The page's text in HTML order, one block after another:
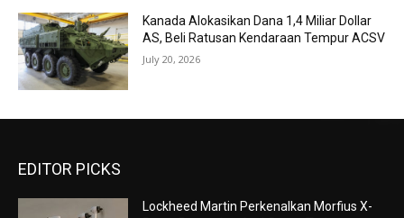
Kanada Alokasikan Dana 1,4 Miliar Dollar
AS, Beli Ratusan Kendaraan Tempur ACSV
July 20, 2026
EDITOR PICKS
Lockheed Martin Perkenalkan Morfius X-